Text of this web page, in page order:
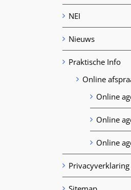
NEI
Nieuws
Praktische Info
Online
Online
Online
Online
Privacyverklaring